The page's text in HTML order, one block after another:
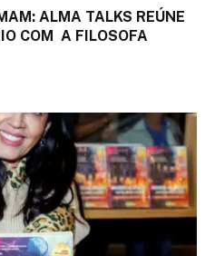
ALMA TALKS REÚNE
COM A FILOSOFA